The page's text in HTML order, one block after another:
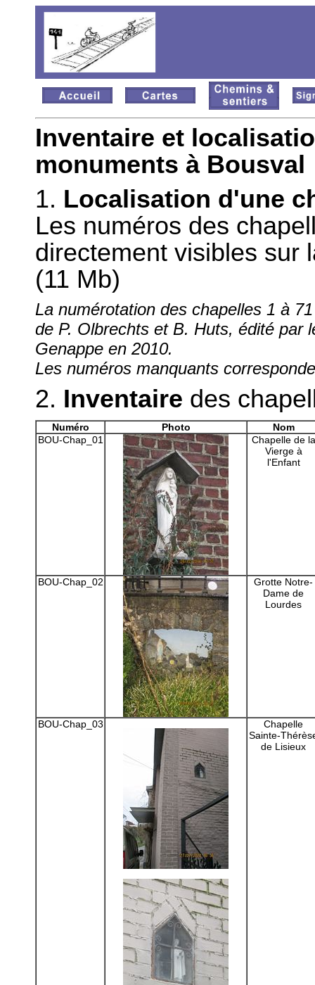
Inventaire et
monuments à Bousval
1. Localisation d'une
Les numéros des
directement visibles sur
(11 Mb)
La numérotation des chapelles 1 à
de P. Olbrechts et B. Huts, édité par
Genappe en 2010.
Les numéros manquants
2. Inventaire des
Numéro Photo
Nom
BOU-Chap_01
Chapelle de la
Vierge à
l'Enfant
BOU-Chap_02
Grotte Notre-
Dame de
Lourdes
BOU-Chap_03
Chapelle
Sainte-
de Lisieux